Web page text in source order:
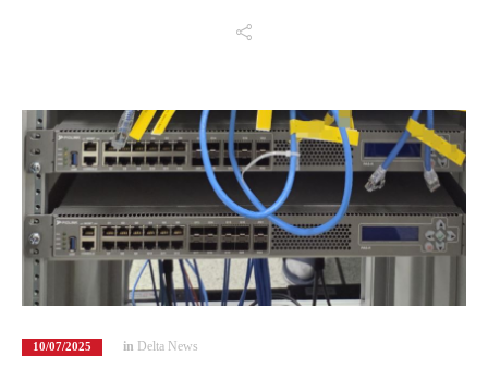
10/07/2025 in Delta News